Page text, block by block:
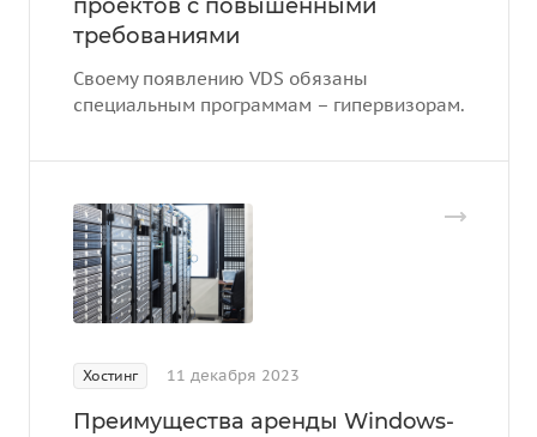
проектов с повышенными
требованиями
Своему появлению VDS обязаны
специальным программам – гипервизорам.
Хостинг 11 декабря 2023
Преимущества аренды Windows-